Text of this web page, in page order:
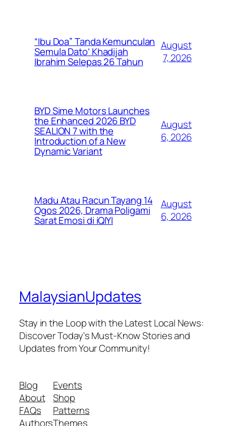
“Ibu Doa” Tanda Kemunculan
Semula Dato’ Khadijah
Ibrahim Selepas 26 Tahun
August
7, 2026
BYD Sime Motors Launches
the Enhanced 2026 BYD
SEALION 7 with the
Introduction of a New
Dynamic Variant
August
6, 2026
Madu Atau Racun Tayang 14
Ogos 2026, Drama Poligami
Sarat Emosi di iQIYI
August
6, 2026
MalaysianUpdates
Stay in the Loop with the Latest Local News:
Discover Today's Must-Know Stories and
Updates from Your Community!
Blog
About
FAQs
Authors
Events
Shop
Patterns
Themes